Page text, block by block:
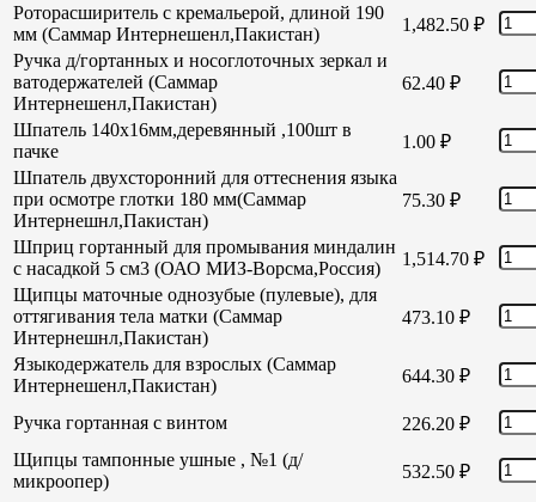
Роторасширитель с кремальерой, длиной 190
мм (Саммар Интернешенл,Пакистан)
1,482.50 ₽
Ручка д/гортанных и носоглоточных зеркал и
ватодержателей (Саммар
Интернешенл,Пакистан)
62.40 ₽
Шпатель 140х16мм,деревянный ,100шт в
пачке
1.00 ₽
Шпатель двухсторонний для оттеснения языка
при осмотре глотки 180 мм(Саммар
Интернешнл,Пакистан)
75.30 ₽
Шприц гортанный для промывания миндалин
с насадкой 5 см3 (ОАО МИЗ-Ворсма,Россия)
1,514.70 ₽
Щипцы маточные однозубые (пулевые), для
оттягивания тела матки (Саммар
Интернешнл,Пакистан)
473.10 ₽
Языкодержатель для взрослых (Саммар
Интернешенл,Пакистан)
644.30 ₽
Ручка гортанная с винтом 226.20 ₽
Щипцы тампонные ушные , №1 (д/
микроопер)
532.50 ₽